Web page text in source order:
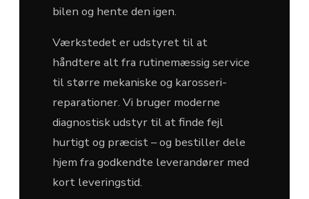
bilen og hente den igen.
Værkstedet er udstyret til at
håndtere alt fra rutinemæssig service
til større mekaniske og karosseri-
reparationer. Vi bruger moderne
diagnostisk udstyr til at finde fejl
hurtigt og præcist – og bestiller dele
hjem fra godkendte leverandører med
kort leveringstid.